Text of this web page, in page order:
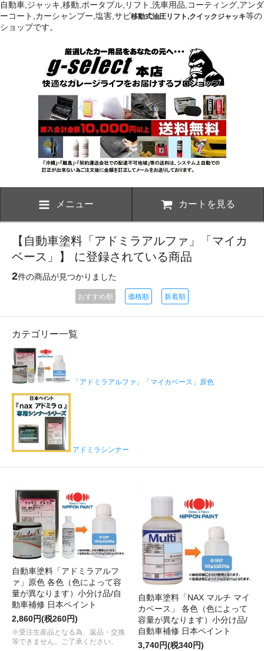
自動車,ジャッキ,移動,ポータブル,リフト,洗車用品,コーティング,アンダ
ーコート,カーシャンプー,塩害,サビ移動式油圧リフト,クイックジャッキ等の
ショップです。
メニュー カートを見る
【自動車塗料「アドミラアルファ」「マイカ
ベース」】 に登録されている商品
2件の商品が見つかりました
おすすめ順 価格順 新着順
カテゴリー一覧
「アドミラアルファ」「マイカベース」原色
アドミラシンナー
自動車塗料「アドミラアルフ
ァ」原色 各色（色によって容
量が異なります）小分け品/自
動車補修 日本ペイント
2,860円(税260円)
※受注生産品となる為、返品・交換
等できません。ご了承ください。
自動車塗料「NAX マルチ マイ
カベース」 各色（色によって
容量が異なります）小分け品/
自動車補修 日本ペイント
3,740円(税340円)